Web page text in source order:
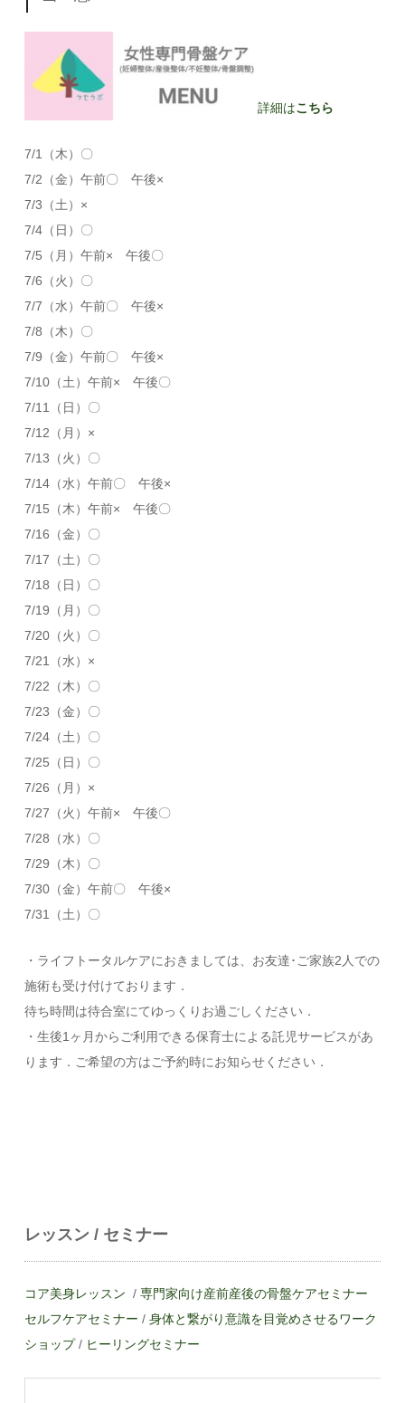
詳細はこちら
7/1（木）〇
7/2（金）午前〇 午後×
7/3（土）×
7/4（日）〇
7/5（月）午前× 午後〇
7/6（火）〇
7/7（水）午前〇 午後×
7/8（木）〇
7/9（金）午前〇 午後×
7/10（土）午前× 午後〇
7/11（日）〇
7/12（月）×
7/13（火）〇
7/14（水）午前〇 午後×
7/15（木）午前× 午後〇
7/16（金）〇
7/17（土）〇
7/18（日）〇
7/19（月）〇
7/20（火）〇
7/21（水）×
7/22（木）〇
7/23（金）〇
7/24（土）〇
7/25（日）〇
7/26（月）×
7/27（火）午前× 午後〇
7/28（水）〇
7/29（木）〇
7/30（金）午前〇 午後×
7/31（土）〇
・ライフトータルケアにおきましては、お友達･ご家族2人での
施術も受け付けております．
待ち時間は待合室にてゆっくりお過ごしください．
・生後1ヶ月からご利用できる保育士による託児サービスがあ
ります．ご希望の方はご予約時にお知らせください．
レッスン / セミナー
コア美身レッスン / 専門家向け産前産後の骨盤ケアセミナー
セルフケアセミナー /身体と繋がり意識を目覚めさせるワーク
ショップ/ ヒーリングセミナー